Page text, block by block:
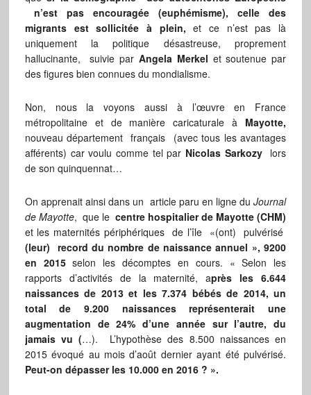
n’est pas encouragée (euphémisme), celle des
migrants est sollicitée à plein, et ce n’est pas là
uniquement la politique désastreuse, proprement
hallucinante, suivie par Angela Merkel et soutenue par
des figures bien connues du mondialisme.
Non, nous la voyons aussi à l’œuvre en France
métropolitaine et de manière caricaturale à Mayotte,
nouveau département français (avec tous les avantages
afférents) car voulu comme tel par Nicolas Sarkozy lors
de son quinquennat…
On apprenait ainsi dans un article paru en ligne duJournal
de Mayotte, que lecentre hospitalier de Mayotte (CHM)
et les maternités périphériques de l’île «(ont) pulvérisé
(leur) record du nombre de naissance annuel », 9200
en 2015selon les décomptes en cours. « Selon les
rapports d’activités de la maternité, après les 6.644
naissances de 2013 et les 7.374 bébés de 2014, un
total de 9.200 naissances représenterait une
augmentation de 24% d’une année sur l’autre, du
jamais vu (…). L’hypothèse des 8.500 naissances en
2015 évoqué au mois d’août dernier ayant été pulvérisé.
Peut-on dépasser les 10.000 en 2016 ? ».